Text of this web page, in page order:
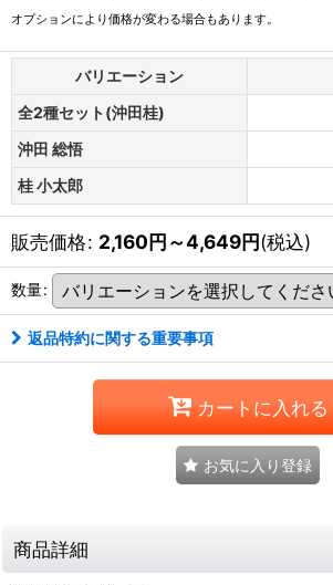
オプションにより価格が変わる場合もあります。
バリエーション
全2種セット(沖田桂)
沖田 総悟
桂 小太郎
販売価格: 2,160円～4,649円(税込)
数量:
返品特約に関する重要事項
カートに入れる
お気に入り登録
商品詳細